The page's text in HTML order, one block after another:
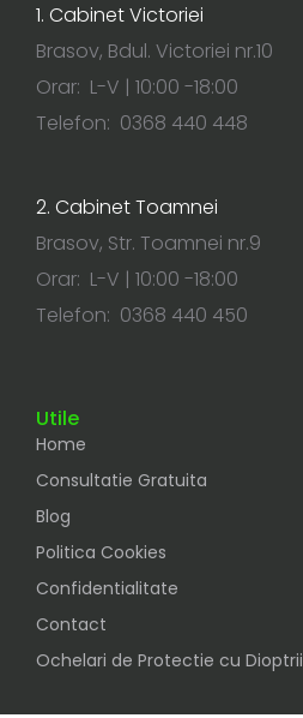
1. Cabinet Victoriei
Brasov, Bdul. Victoriei nr.10
Orar: L-V | 10:00 -18:00
Telefon: 0368 440 448
2. Cabinet Toamnei
Brasov, Str. Toamnei nr.9
Orar: L-V | 10:00 -18:00
Telefon: 0368 440 450
Utile
Home
Consultatie Gratuita
Blog
Politica Cookies
Confidentialitate
Contact
Ochelari de Protectie cu Dioptrii